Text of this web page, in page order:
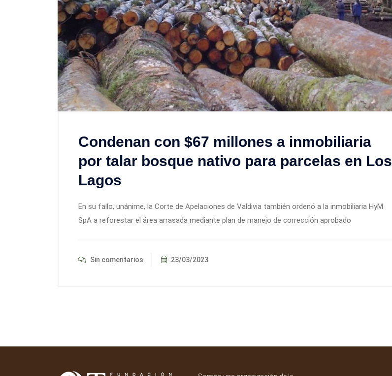
Condenan con $67 millones a inmobiliaria
por talar bosque nativo para parcelas en Los
Lagos
En su fallo, unánime, la Corte de Apelaciones de Valdivia también ordenó a la inmobiliaria HyM
SpA a reforestar el área arrasada mediante plan de manejo de corrección aprobado
Sin comentarios 23/03/2023